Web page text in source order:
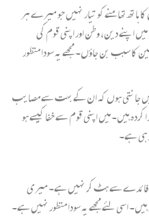
ہاتھ تھامنے کو تیار نہیں جو میرے ہر
اپنے دین، وطن اور اپنی قوم کی
سبب بن جاؤں۔ مجھے یہ سودا منظور
جانتی ہوں کہ ان کے بہت سے مصایب
ہیں۔ میں اپنی قوم سے خفا کیسے ہو
ہے۔
فائدے سے ہٹ کر نہیں ہے۔ میری
اسی لئے مجھے یہ سودا منظور نہیں ہے۔